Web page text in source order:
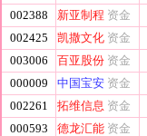
002388
新亚制程 资金
002425
凯撒文化 资金
003006
百亚股份 资金
000009
中国宝安 资金
002261
拓维信息 资金
000593
德龙汇能 资金